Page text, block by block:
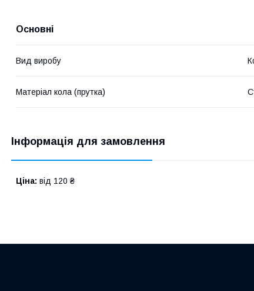
Основні
Вид виробу
Матеріал кола (прутка)
Інформація для замовлення
Ціна: від 120 ₴